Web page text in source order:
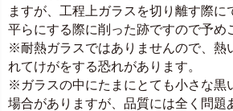
ますが、工程上ガラスを切り離す際に
平らにする際に削った跡ですので予め
※耐熱ガラスではありませんので、熱
れてけがをする恐れがあります。
※ガラスの中にたまにとても小さな黒
場合がありますが、品質には全く問題